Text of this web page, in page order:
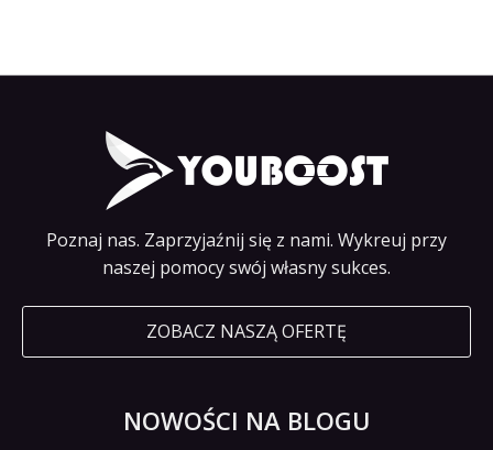
Poznaj nas. Zaprzyjaźnij się z nami. Wykreuj przy
naszej pomocy swój własny sukces.
ZOBACZ NASZĄ OFERTĘ
NOWOŚCI NA BLOGU